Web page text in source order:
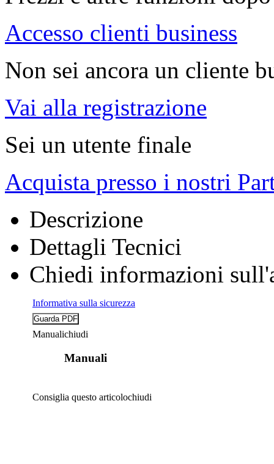
Accesso clienti business
Non sei ancora un cliente
Vai alla registrazione
Sei un utente finale
Acquista presso i nostri
Descrizione
Dettagli Tecnici
Chiedi informazioni
Informativa sulla sicurezza
Manualichiudi
Manuali
Consiglia questo articolochiudi